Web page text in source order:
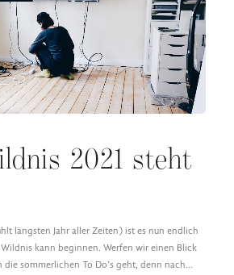
2021 steht
längsten Jahr aller Zeiten) ist es nun endlich
kann beginnen. Werfen wir einen Blick
die sommerlichen To Do’s geht, denn nach…